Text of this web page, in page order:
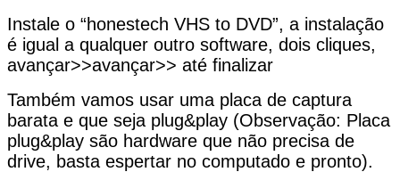
Instale o “honestech VHS to DVD”, a instalação
é igual a qualquer outro software, dois cliques,
avançar>>avançar>> até finalizar
Também vamos usar uma placa de captura
barata e que seja plug&play (Observação: Placa
plug&play são hardware que não precisa de
drive, basta espertar no computado e pronto).